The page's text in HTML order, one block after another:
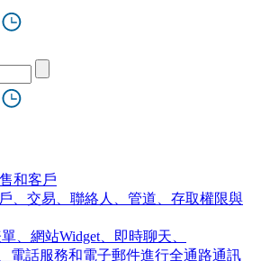
和客戶
、交易、聯絡人、管道、存取權限與
、網站Widget、即時聊天、
電話服務和電子郵件進行全通路通訊